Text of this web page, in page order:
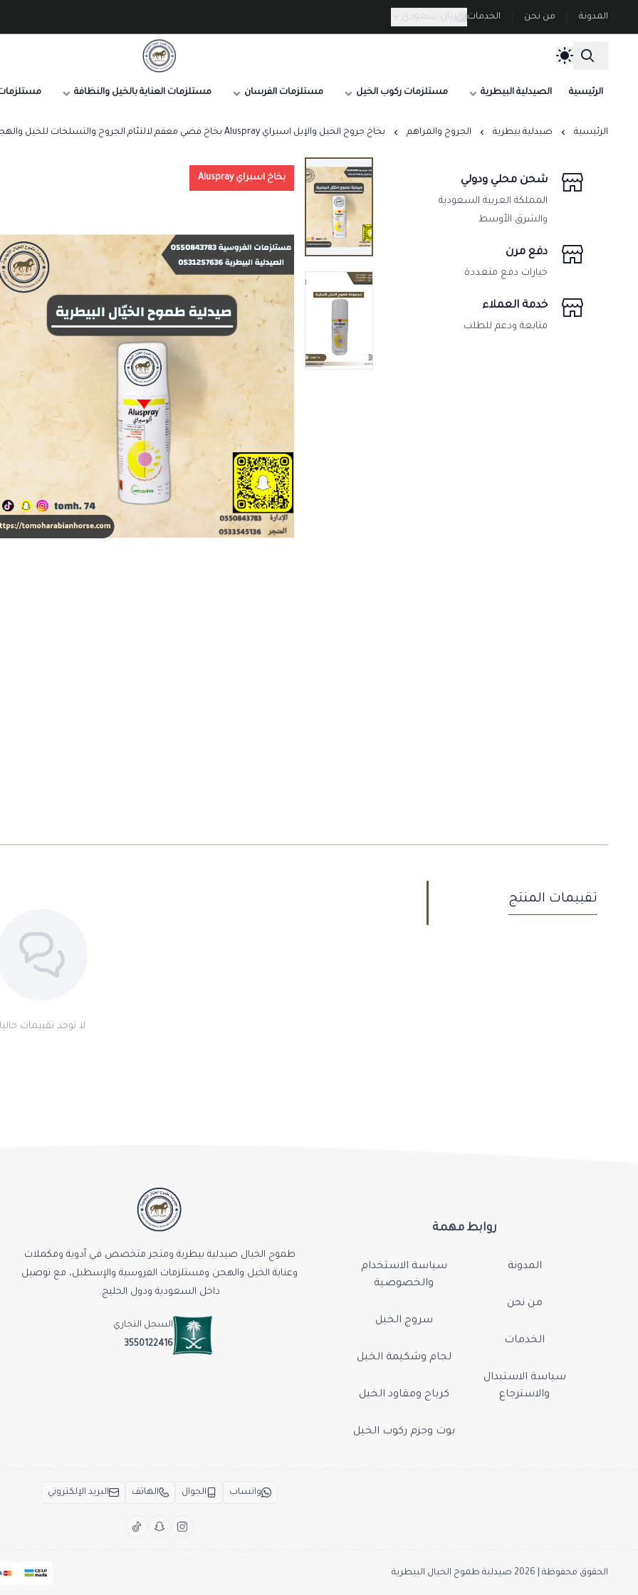
المدونة من نحن الخدمات ريال سعودي
صيدلية طموح الخيال البيطرية
الرئيسية الصيدلية البيطرية مستلزمات ركوب الخيل مستلزمات الفرسان مستلزمات العناية بالخيل والنظافة مستلزمات
الرئيسية صيدلية بيطرية الجروح والمراهم بخاخ جروح الخيل والإبل اسبراي Aluspray بخاخ فضي معقم لالتئام الجروح والتسلخات للخيل والهجن
بخاخ اسبراي Aluspray شحن محلي ودولي
المملكة العربية السعودية
والشرق الأوسط
دفع مرن
خيارات دفع متعددة
خدمة العملاء
متابعة ودعم للطلب
تقييمات المنتج
لا توجد تقييمات حاليا
روابط مهمة
المدونة
من نحن
الخدمات
سياسة الاستبدال
والاسترجاع
سياسة الاستخدام
والخصوصية
سروج الخيل
لجام وشكيمة الخيل
كرباج ومقاود الخيل
بوت وجزم ركوب الخيل
طموح الخيال صيدلية بيطرية ومتجر متخصص في أدوية ومكملات
وعناية الخيل والهجن ومستلزمات الفروسية والإسطبل، مع توصيل
داخل السعودية ودول الخليج.
السجل التجاري
3550122416
واتساب الجوال الهاتف البريد الإلكتروني
الحقوق محفوظة | 2026 صيدلية طموح الخيال البيطرية